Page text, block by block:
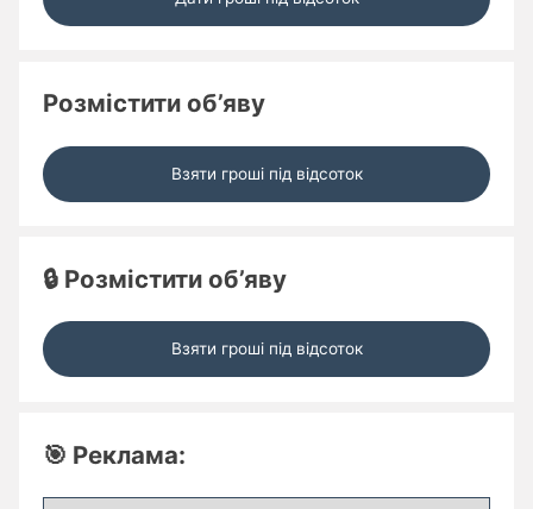
Розмістити об’яву
Взяти гроші під відсоток
🔒 Розмістити об’яву
Взяти гроші під відсоток
🎯 Реклама: